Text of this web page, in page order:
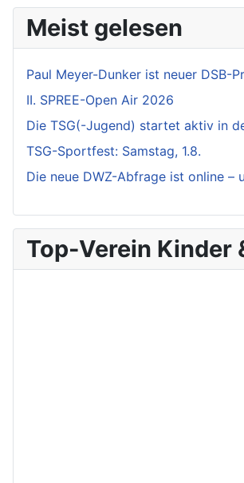
Meist gelesen
Paul Meyer-Dunker ist neuer DSB-
II. SPREE-Open Air 2026
Die TSG(-Jugend) startet aktiv in
TSG-Sportfest: Samstag, 1.8.
Die neue DWZ-Abfrage ist online –
Top-Verein Kinder